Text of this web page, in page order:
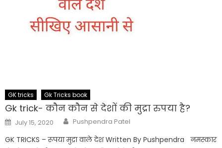
GK tricks Gk Tricks book
Gk trick- कौन कौन से देशों की मुद्रा रुपया है?
Posted
on
July 15, 2020 Author
Pushpendra Patel
GK TRICKS – रूपया मुद्रा वाले देश Written By Pushpendra नमस्कार